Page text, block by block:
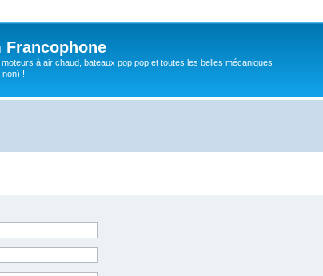
Francophone
à air chaud, bateaux pop pop et toutes les belles mécaniques
non) !